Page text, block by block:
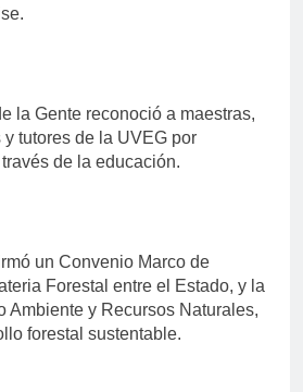
la Gente reconoció a maestras,
tutores de la UVEG por
de la educación.
un Convenio Marco de
Forestal entre el Estado, y la
Ambiente y Recursos Naturales,
forestal sustentable.